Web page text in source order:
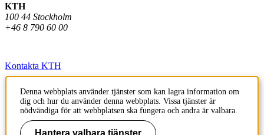
KTH
100 44 Stockholm
+46 8 790 60 00
Kontakta KTH
Jobba på KTH
Press och media
Faktura och betalning KTH
Denna webbplats använder tjänster som kan lagra information om
dig och hur du använder denna webbplats. Vissa tjänster är
nödvändiga för att webbplatsen ska fungera och andra är valbara.
Hantera valbara tjänster